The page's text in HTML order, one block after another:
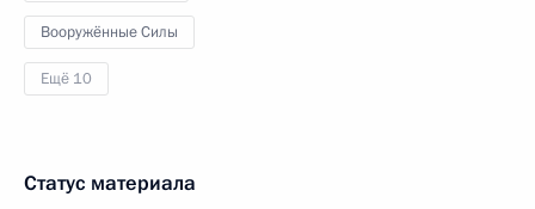
Вооружённые Силы
Ещё 10
Статус материала